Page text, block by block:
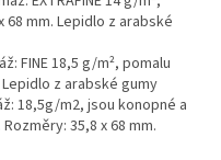
68 mm. Lepidlo z arabské
FINE 18,5 g/m², pomalu
z arabské gumy
18,5g/m2, jsou konopné a
35,8 x 68 mm.